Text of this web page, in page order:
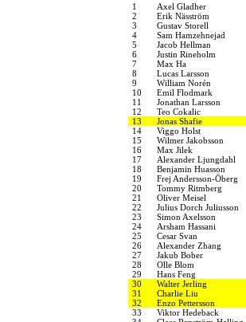
1 Axel Gladher
2
Erik Näsström
3
Gustav Storell
4
Sam Hamzehnejad
5
Jacob Hellman
6
Justin Rineholm
7
Max Ha
8
Lucas Larsson
9
William Norén
10
Emil Flodmark
11
Jonathan Larsson
12
Teo Cokalic
13
Jonas Shafie
14
Viggo Holst
15
Wilmer Jakobsson
16
Max Jilek
17
Alexander Ljungdahl
18
Benjamin Huasson
19
Frej Andersson-Öberg
20
Tommy Ritmberg
21
Oliver Meisel
22
Julius Dorch Juliusson
23
Simon Axelsson
24
Arsham Hassani
25
Cesar Svan
26
Alexander Zhang
27
Jakub Bober
28
Olle Blom
29
Hans Feng
30
Walter Jerling
31
Charlie Liu
32
Enzo Pettersson
33
Viktor Hedeback